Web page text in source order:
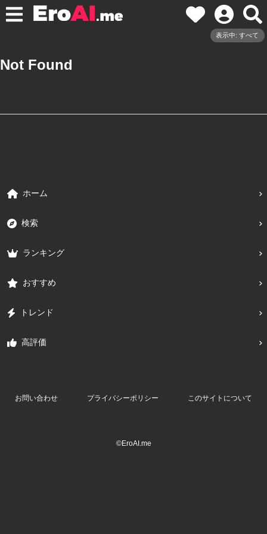
表示中: すべて
Not Found
ホーム
検索
ランキング
おすすめ
トレンド
高評価
お問い合わせ プライバシーポリシー このサイトについて
©EroAI.me